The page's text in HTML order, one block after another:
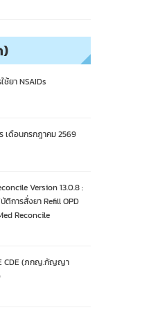
ช้ยา NSAIDs
เดือนกรกฎาคม 2569
Version 13.0.8 :
ติการสั่งยา Refill OPD
Reconcile
CDE (ภกญ.กัญญา